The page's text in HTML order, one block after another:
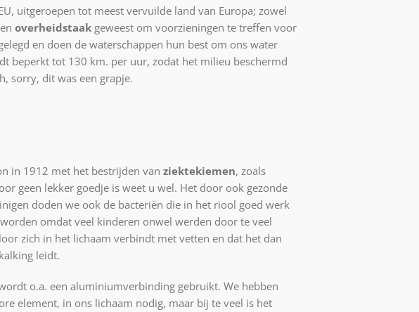
uitgeroepen tot meest vervuilde land van Europa; zowel
overheidstaak geweest om voorzieningen te treffen voor
en doen de waterschappen hun best om ons water
beperkt tot 130 km. per uur, zodat het milieu beschermd
sorry, dit was een grapje.
in 1912 met het bestrijden van ziektekiemen, zoals
geen lekker goedje is weet u wel. Het door ook gezonde
doden we ook de bacteriën die in het riool goed werk
omdat veel kinderen onwel werden door te veel
zich in het lichaam verbindt met vetten en dat het dan
leidt.
o.a. een aluminiumverbinding gebruikt. We hebben
element, in ons lichaam nodig, maar bij te veel is het